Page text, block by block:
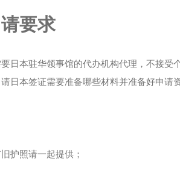
要求
日本驻华领事馆的代办机构代理，不接受
日本签证需要准备哪些材料并准备好申请
护照请一起提供；